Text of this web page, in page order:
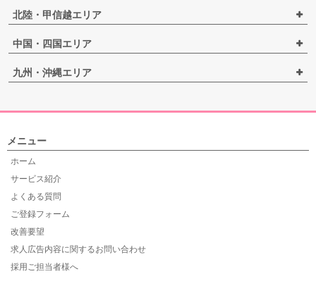
北陸・甲信越エリア
中国・四国エリア
九州・沖縄エリア
メニュー
ホーム
サービス紹介
よくある質問
ご登録フォーム
改善要望
求人広告内容に関するお問い合わせ
採用ご担当者様へ